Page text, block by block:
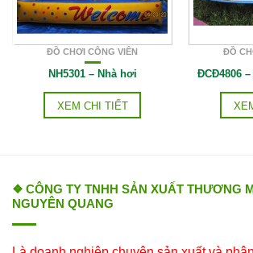
ĐỒ CHƠI CÔNG VIÊN
NH5301 – Nhà hơi
XEM CHI TIẾT
ĐỒ
ĐCĐ4806
❖ CÔNG TY TNHH SẢN XUẤT THƯƠNG
NGUYÊN QUANG